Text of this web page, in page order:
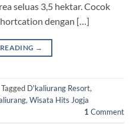
seluas 3,5 hektar. Cocok
dengan […]
→
Tagged D'kaliurang Resort,
,Wisata Hits Jogja
1 Comment